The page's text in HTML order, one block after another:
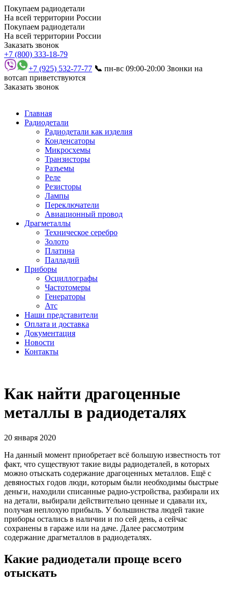
Покупаем радиодетали
На всей территории России
Покупаем радиодетали
На всей территории России
Заказать звонок
+7 (800) 333-18-79
+7 (925) 532-77-77 📞 пн-вс 09:00-20:00 Звонки на
вотсап приветствуются
Заказать звонок
Главная
Радиодетали
Радиодетали как изделия
Конденсаторы
Микросхемы
Транзисторы
Разъемы
Реле
Резисторы
Лампы
Переключатели
Авиационный провод
Драгметаллы
Техническое серебро
Золото
Платина
Палладий
Приборы
Осциллографы
Частотомеры
Генераторы
Атс
Наши представители
Оплата и доставка
Документация
Новости
Контакты
Как найти драгоценные
металлы в радиодеталях
20 января 2020
На данный момент приобретает всё большую известность тот
факт, что существуют такие виды радиодеталей, в которых
можно отыскать содержание драгоценных металлов. Ещё с
девяностых годов люди, которым были необходимы быстрые
деньги, находили списанные радио-устройства, разбирали их
на детали, выбирали действительно ценные и сдавали их,
получая неплохую прибыль. У большинства людей такие
приборы остались в наличии и по сей день, а сейчас
сохранены в гараже или на даче. Далее рассмотрим
содержание драгметаллов в радиодеталях.
Какие радиодетали проще всего
отыскать